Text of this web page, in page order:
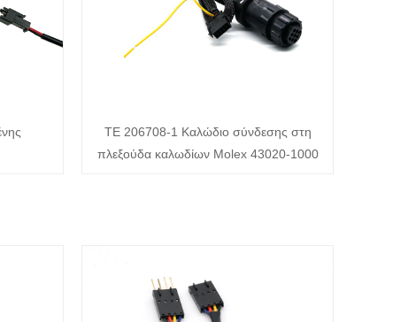
TE 206708-1 Καλώδιο σύνδεσης στη
πλεξούδα καλωδίων Molex 43020-1000